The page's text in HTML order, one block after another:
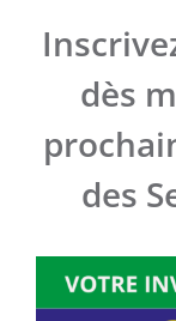
dès
des